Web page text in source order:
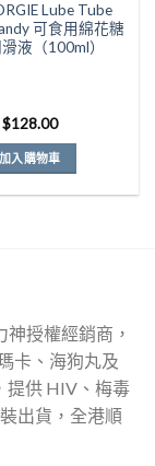
Lube Tube
可食用綿花糖
液（100ml）
$128.00
加入購物車
授權經銷商，
卡、海狗丸及
提供 HIV、梅毒
出貨，全港順